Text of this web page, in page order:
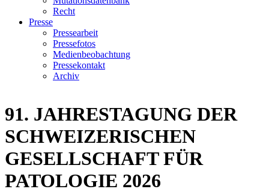
Recht
Presse
Pressearbeit
Pressefotos
Medienbeobachtung
Pressekontakt
Archiv
91. JAHRESTAGUNG DER
SCHWEIZERISCHEN
GESELLSCHAFT FÜR
PATOLOGIE 2026